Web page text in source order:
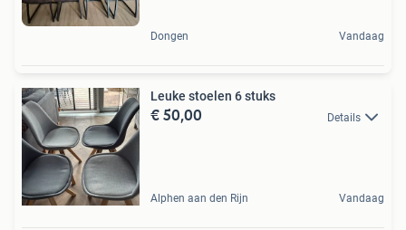
Dongen Vandaag
Leuke stoelen 6 stuks
€ 50,00 Details
Alphen aan den Rijn Vandaag